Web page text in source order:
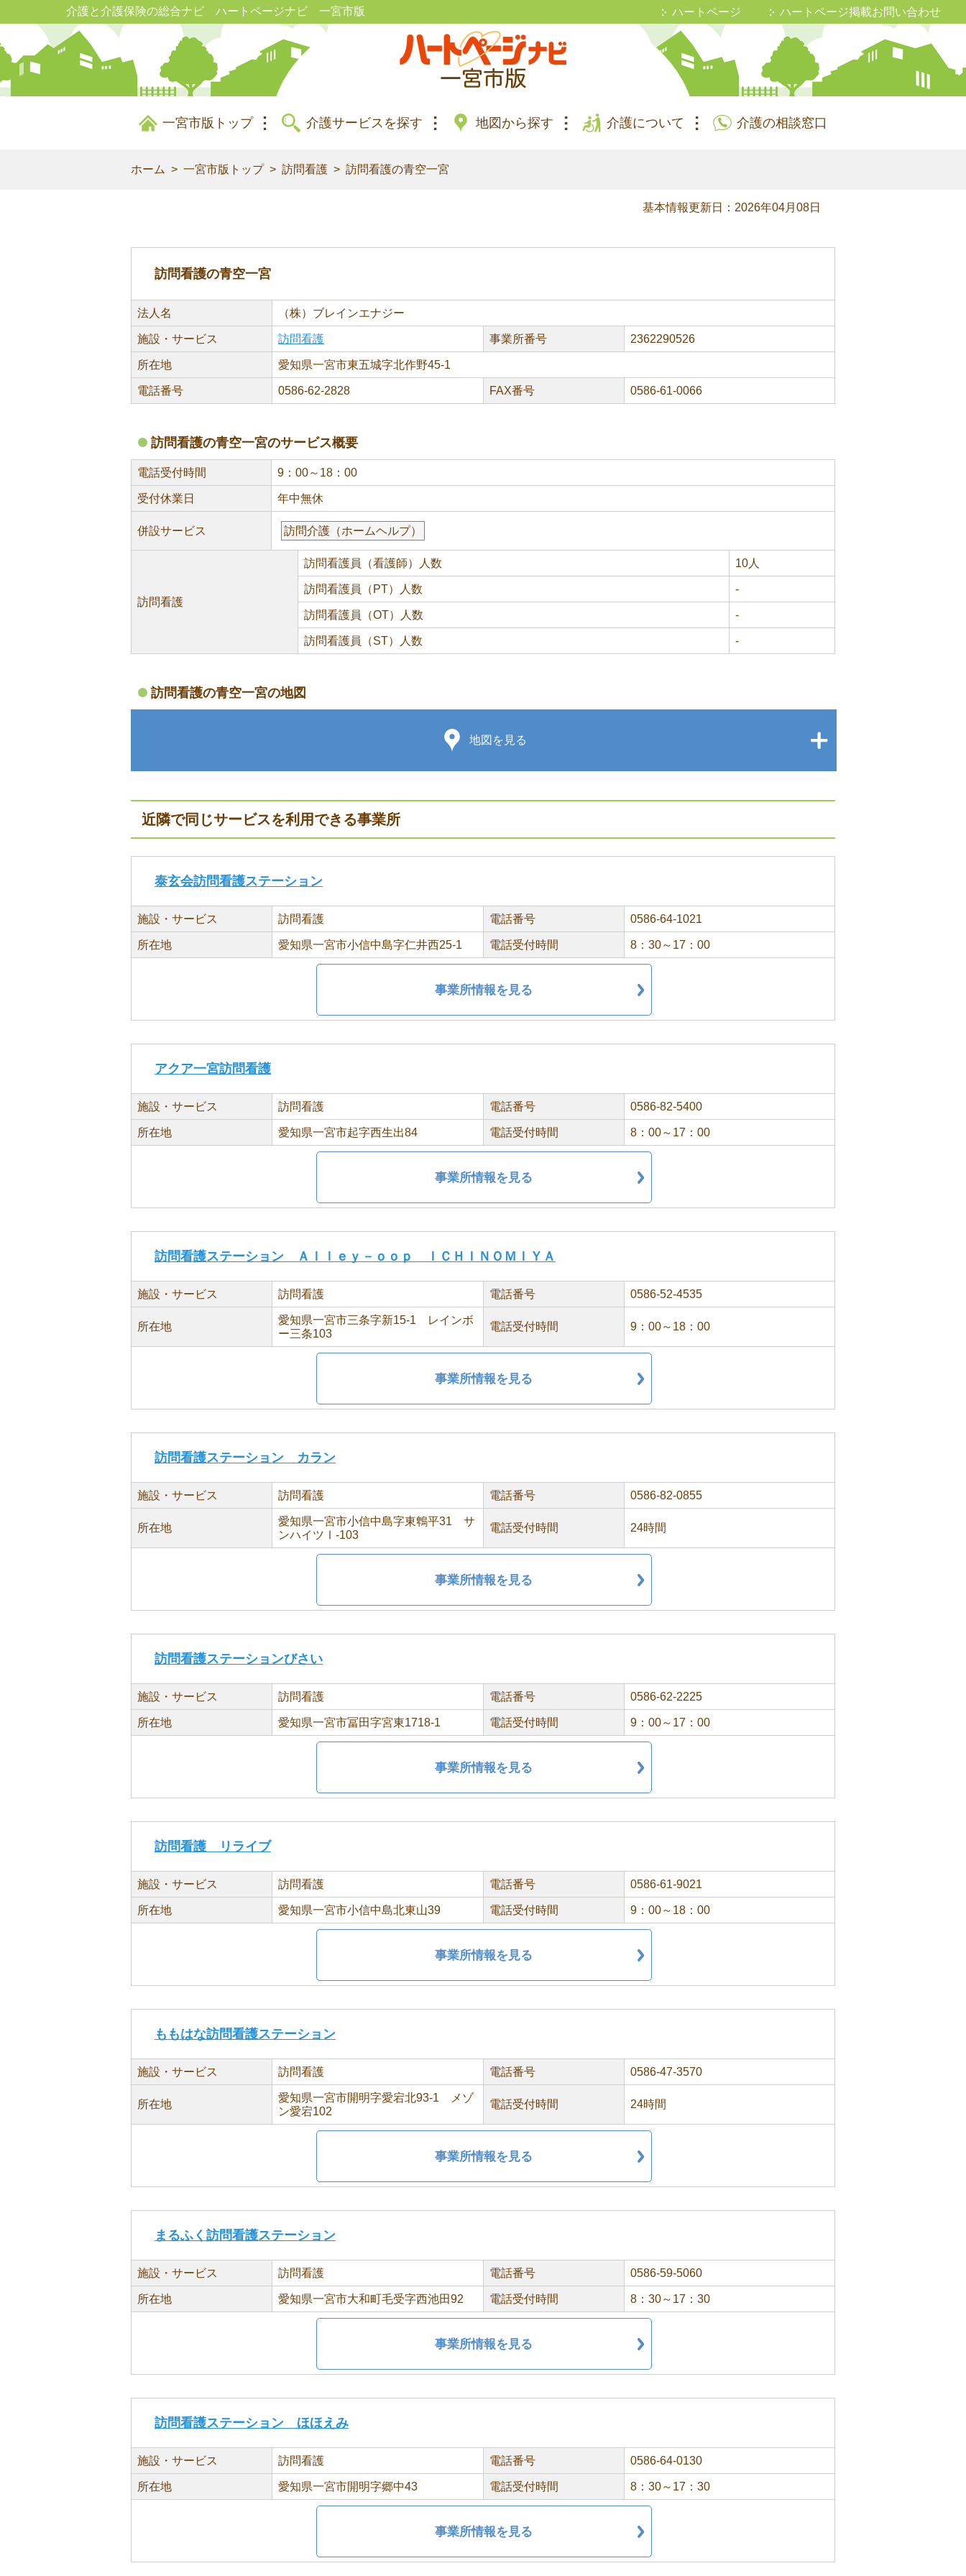
介護と介護保険の総合ナビ ハートページナビ 一宮市版 ハートページ ハートページ掲載お問い合わせ
一宮市版トップ 介護サービスを探す 地図から探す 介護について 介護の相談窓口
ホーム 一宮市版トップ 訪問看護 訪問看護の青空一宮
基本情報更新日：2026年04月08日
訪問看護の青空一宮
法人名 （株）ブレインエナジー
施設・サービス 訪問看護 事業所番号 2362290526
所在地 愛知県一宮市東五城字北作野45-1
電話番号 0586-62-2828 FAX番号 0586-61-0066
訪問看護の青空一宮のサービス概要
電話受付時間 9：00～18：00
受付休業日 年中無休
併設サービス 訪問介護（ホームヘルプ）
訪問看護
訪問看護員（看護師）人数 10人
訪問看護員（PT）人数 -
訪問看護員（OT）人数 -
訪問看護員（ST）人数 -
訪問看護の青空一宮の地図
地図を見る
近隣で同じサービスを利用できる事業所
泰玄会訪問看護ステーション
施設・サービス 訪問看護 電話番号 0586-64-1021
所在地 愛知県一宮市小信中島字仁井西25-1 電話受付時間 8：30～17：00
事業所情報を見る
アクア一宮訪問看護
施設・サービス 訪問看護 電話番号 0586-82-5400
所在地 愛知県一宮市起字西生出84 電話受付時間 8：00～17：00
事業所情報を見る
訪問看護ステーション Ａｌｌｅｙ－ｏｏｐ ＩＣＨＩＮＯＭＩＹＡ
施設・サービス 訪問看護 電話番号 0586-52-4535
所在地
愛知県一宮市三条字新15-1 レインボ
ー三条103
電話受付時間 9：00～18：00
事業所情報を見る
訪問看護ステーション カラン
施設・サービス 訪問看護 電話番号 0586-82-0855
所在地
愛知県一宮市小信中島字東鵯平31 サ
ンハイツⅠ-103
電話受付時間 24時間
事業所情報を見る
訪問看護ステーションびさい
施設・サービス 訪問看護 電話番号 0586-62-2225
所在地 愛知県一宮市冨田字宮東1718-1 電話受付時間 9：00～17：00
事業所情報を見る
訪問看護 リライブ
施設・サービス 訪問看護 電話番号 0586-61-9021
所在地 愛知県一宮市小信中島北東山39 電話受付時間 9：00～18：00
事業所情報を見る
ももはな訪問看護ステーション
施設・サービス 訪問看護 電話番号 0586-47-3570
所在地
愛知県一宮市開明字愛宕北93-1 メゾ
ン愛宕102
電話受付時間 24時間
事業所情報を見る
まるふく訪問看護ステーション
施設・サービス 訪問看護 電話番号 0586-59-5060
所在地 愛知県一宮市大和町毛受字西池田92 電話受付時間 8：30～17：30
事業所情報を見る
訪問看護ステーション ほほえみ
施設・サービス 訪問看護 電話番号 0586-64-0130
所在地 愛知県一宮市開明字郷中43 電話受付時間 8：30～17：30
事業所情報を見る